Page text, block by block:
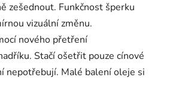
zešednout. Funkčnost šperku
vizuální změnu.
nového přetření
Stačí ošetřit pouze cínové
nepotřebují. Malé balení oleje si